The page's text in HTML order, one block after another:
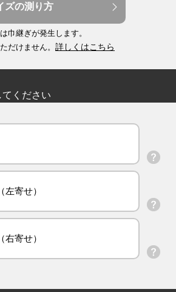
ズの測り方
巾継ぎが発生します。
だけません。 詳しくはこちら
てください
左寄せ）
右寄せ）